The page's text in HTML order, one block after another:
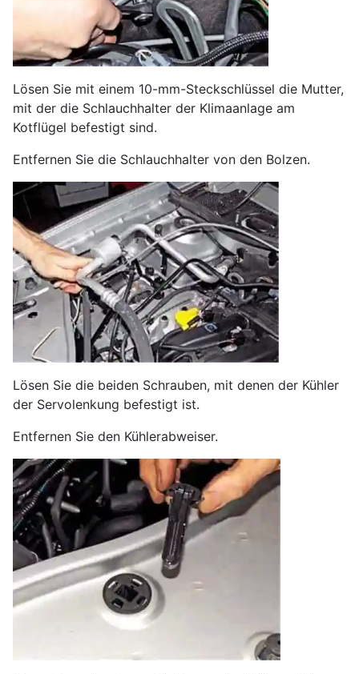
Lösen Sie mit einem 10-mm-Steckschlüssel die Mutter,
mit der die Schlauchhalter der Klimaanlage am
Kotflügel befestigt sind.
Entfernen Sie die Schlauchhalter von den Bolzen.
Lösen Sie die beiden Schrauben, mit denen der Kühler
der Servolenkung befestigt ist.
Entfernen Sie den Kühlerabweiser.